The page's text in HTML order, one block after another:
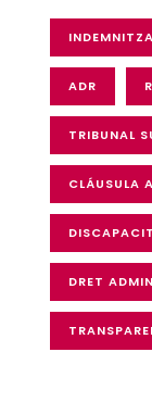
ADR
TRIBUNAL
CLÁUSULA
DRET